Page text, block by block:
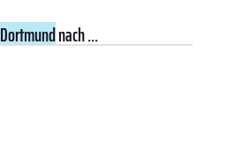
Dortmundnach ...